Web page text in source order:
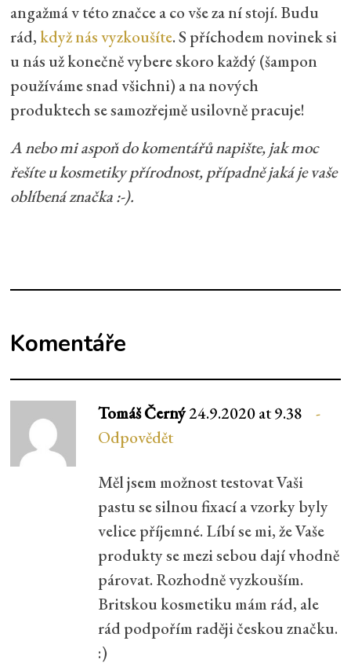
angažmá v této značce a co vše za ní stojí. Budu
rád,když nás vyzkoušíte. S příchodem novinek si
u nás už konečně vybere skoro každý (šampon
používáme snad všichni) a na nových
produktech se samozřejmě usilovně pracuje!
A nebo mi aspoň do komentářů napište, jak moc
řešíte u kosmetiky přírodnost, případně jaká je vaše
oblíbená značka :-).
Komentáře
Tomáš Černý24.9.2020 at 9.38
Odpovědět
Měl jsem možnost testovat Vaši
pastu se silnou fixací a vzorky byly
velice příjemné. Líbí se mi, že Vaše
produkty se mezi sebou dají vhodně
párovat. Rozhodně vyzkouším.
Britskou kosmetiku mám rád, ale
rád podpořím raději českou značku.
:)